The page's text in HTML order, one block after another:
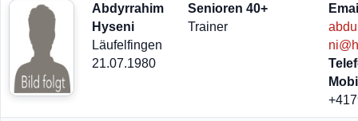
Abdyrrahim
Hyseni
Läufelfingen
21.07.1980
Senioren 40+
Trainer